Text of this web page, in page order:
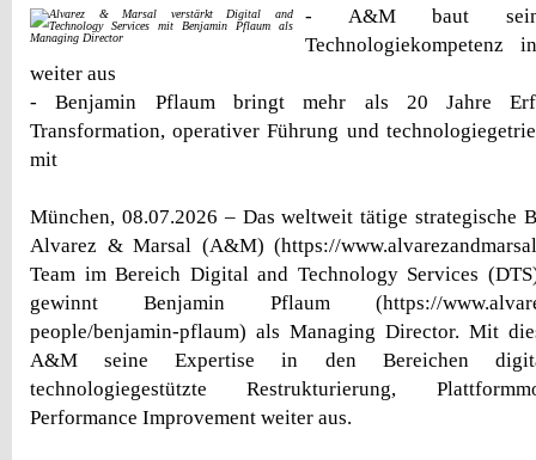
- A&M baut
Technologiekompetenz
weiter aus
- Benjamin Pflaum bringt mehr als 20 Jahre
Transformation, operativer Führung und
mit
München, 08.07.2026 – Das weltweit tätige strategische
Alvarez & Marsal (A&M) (https://
Team im Bereich Digital and Technology Services
gewinnt Benjamin Pflaum (https://
people/benjamin-pflaum) als Managing Director. Mit
A&M seine Expertise in den Bereichen
technologiegestützte Restrukturierung,
Performance Improvement weiter aus.